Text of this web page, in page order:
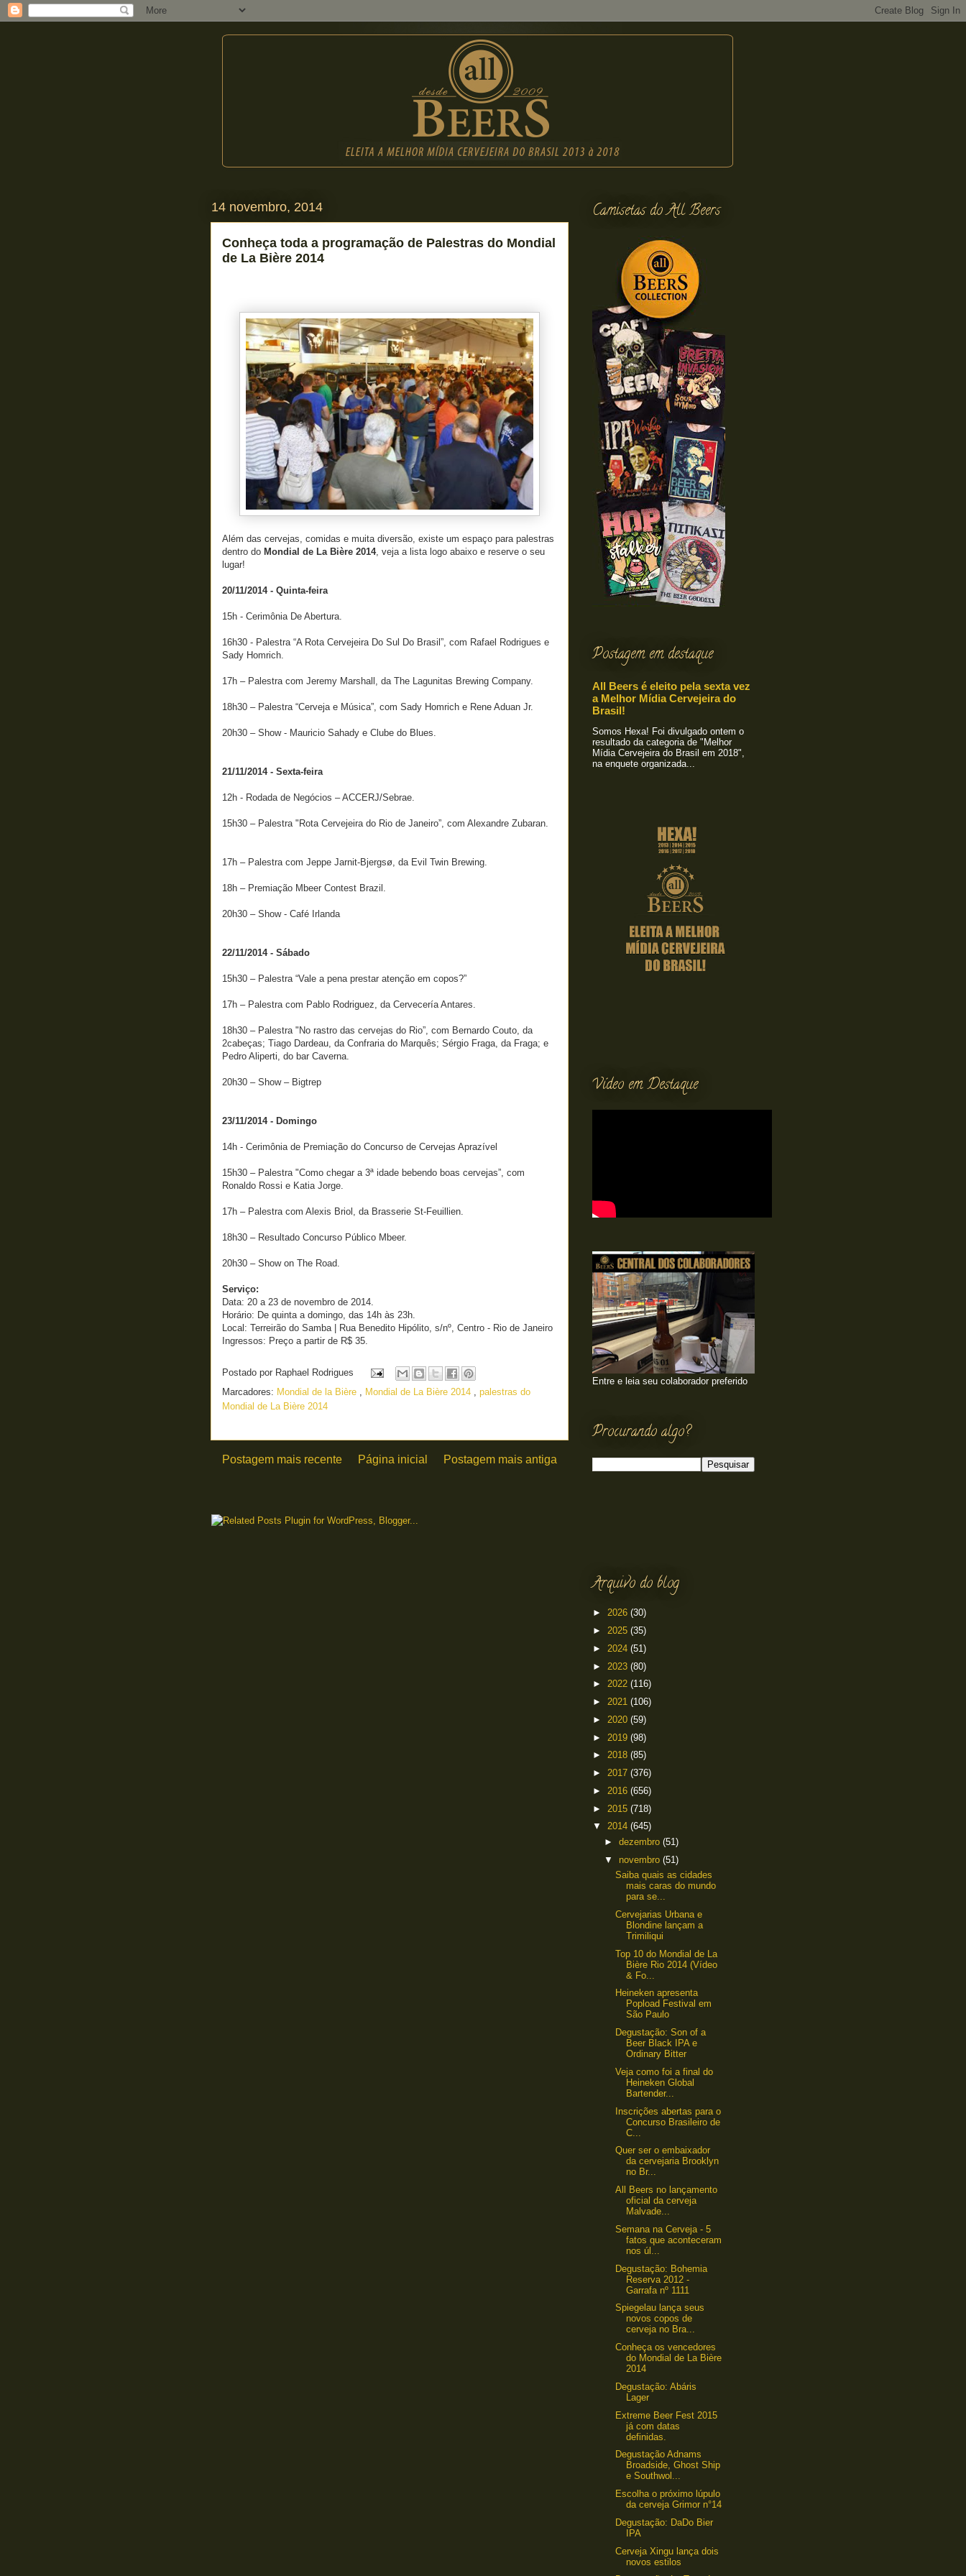
14 novembro, 2014
Conheça toda a programação de Palestras do Mondial
de La Bière 2014
Além das cervejas, comidas e muita diversão, existe um espaço para palestras
dentro do Mondial de La Bière 2014, veja a lista logo abaixo e reserve o seu
lugar!
20/11/2014 - Quinta-feira
15h - Cerimônia De Abertura.
16h30 - Palestra “A Rota Cervejeira Do Sul Do Brasil”, com Rafael Rodrigues e
Sady Homrich.
17h – Palestra com Jeremy Marshall, da The Lagunitas Brewing Company.
18h30 – Palestra “Cerveja e Música”, com Sady Homrich e Rene Aduan Jr.
20h30 – Show - Mauricio Sahady e Clube do Blues.
21/11/2014 - Sexta-feira
12h - Rodada de Negócios – ACCERJ/Sebrae.
15h30 – Palestra "Rota Cervejeira do Rio de Janeiro”, com Alexandre Zubaran.
17h – Palestra com Jeppe Jarnit-Bjergsø, da Evil Twin Brewing.
18h – Premiação Mbeer Contest Brazil.
20h30 – Show - Café Irlanda
22/11/2014 - Sábado
15h30 – Palestra “Vale a pena prestar atenção em copos?”
17h – Palestra com Pablo Rodriguez, da Cervecería Antares.
18h30 – Palestra "No rastro das cervejas do Rio”, com Bernardo Couto, da
2cabeças; Tiago Dardeau, da Confraria do Marquês; Sérgio Fraga, da Fraga; e
Pedro Aliperti, do bar Caverna.
20h30 – Show – Bigtrep
23/11/2014 - Domingo
14h - Cerimônia de Premiação do Concurso de Cervejas Aprazível
15h30 – Palestra "Como chegar a 3ª idade bebendo boas cervejas”, com
Ronaldo Rossi e Katia Jorge.
17h – Palestra com Alexis Briol, da Brasserie St-Feuillien.
18h30 – Resultado Concurso Público Mbeer.
20h30 – Show on The Road.
Serviço:
Data: 20 a 23 de novembro de 2014.
Horário: De quinta a domingo, das 14h às 23h.
Local: Terreirão do Samba | Rua Benedito Hipólito, s/nº, Centro - Rio de Janeiro
Ingressos: Preço a partir de R$ 35.
Postado por Raphael Rodrigues
Marcadores: Mondial de la Bière , Mondial de La Bière 2014 , palestras do
Mondial de La Bière 2014
Postagem mais recente Postagem mais antiga
Página inicial
Camisetas do All Beers
Postagem em destaque
All Beers é eleito pela sexta vez
a Melhor Mídia Cervejeira do
Brasil!
Somos Hexa! Foi divulgado ontem o
resultado da categoria de "Melhor
Mídia Cervejeira do Brasil em 2018",
na enquete organizada...
Vídeo em Destaque
Entre e leia seu colaborador preferido
Procurando algo?
Arquivo do blog
► 2026 (30)
► 2025 (35)
► 2024 (51)
► 2023 (80)
► 2022 (116)
► 2021 (106)
► 2020 (59)
► 2019 (98)
► 2018 (85)
► 2017 (376)
► 2016 (656)
► 2015 (718)
▼ 2014 (645)
► dezembro (51)
▼ novembro (51)
Saiba quais as cidades
mais caras do mundo
para se...
Cervejarias Urbana e
Blondine lançam a
Trimiliqui
Top 10 do Mondial de La
Bière Rio 2014 (Vídeo
& Fo...
Heineken apresenta
Popload Festival em
São Paulo
Degustação: Son of a
Beer Black IPA e
Ordinary Bitter
Veja como foi a final do
Heineken Global
Bartender...
Inscrições abertas para o
Concurso Brasileiro de
C...
Quer ser o embaixador
da cervejaria Brooklyn
no Br...
All Beers no lançamento
oficial da cerveja
Malvade...
Semana na Cerveja - 5
fatos que aconteceram
nos úl...
Degustação: Bohemia
Reserva 2012 -
Garrafa nº 1111
Spiegelau lança seus
novos copos de
cerveja no Bra...
Conheça os vencedores
do Mondial de La Bière
2014
Degustação: Abáris
Lager
Extreme Beer Fest 2015
já com datas
definidas.
Degustação Adnams
Broadside, Ghost Ship
e Southwol...
Escolha o próximo lúpulo
da cerveja Grimor n°14
Degustação: DaDo Bier
IPA
Cerveja Xingu lança dois
novos estilos